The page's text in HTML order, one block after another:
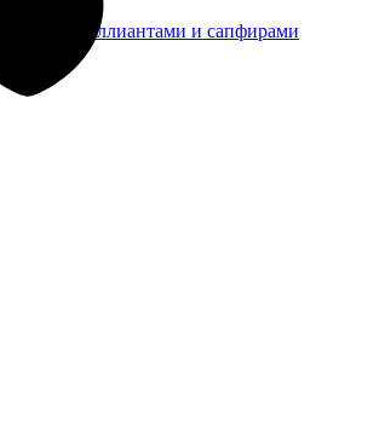
с бриллиантами и сапфирами